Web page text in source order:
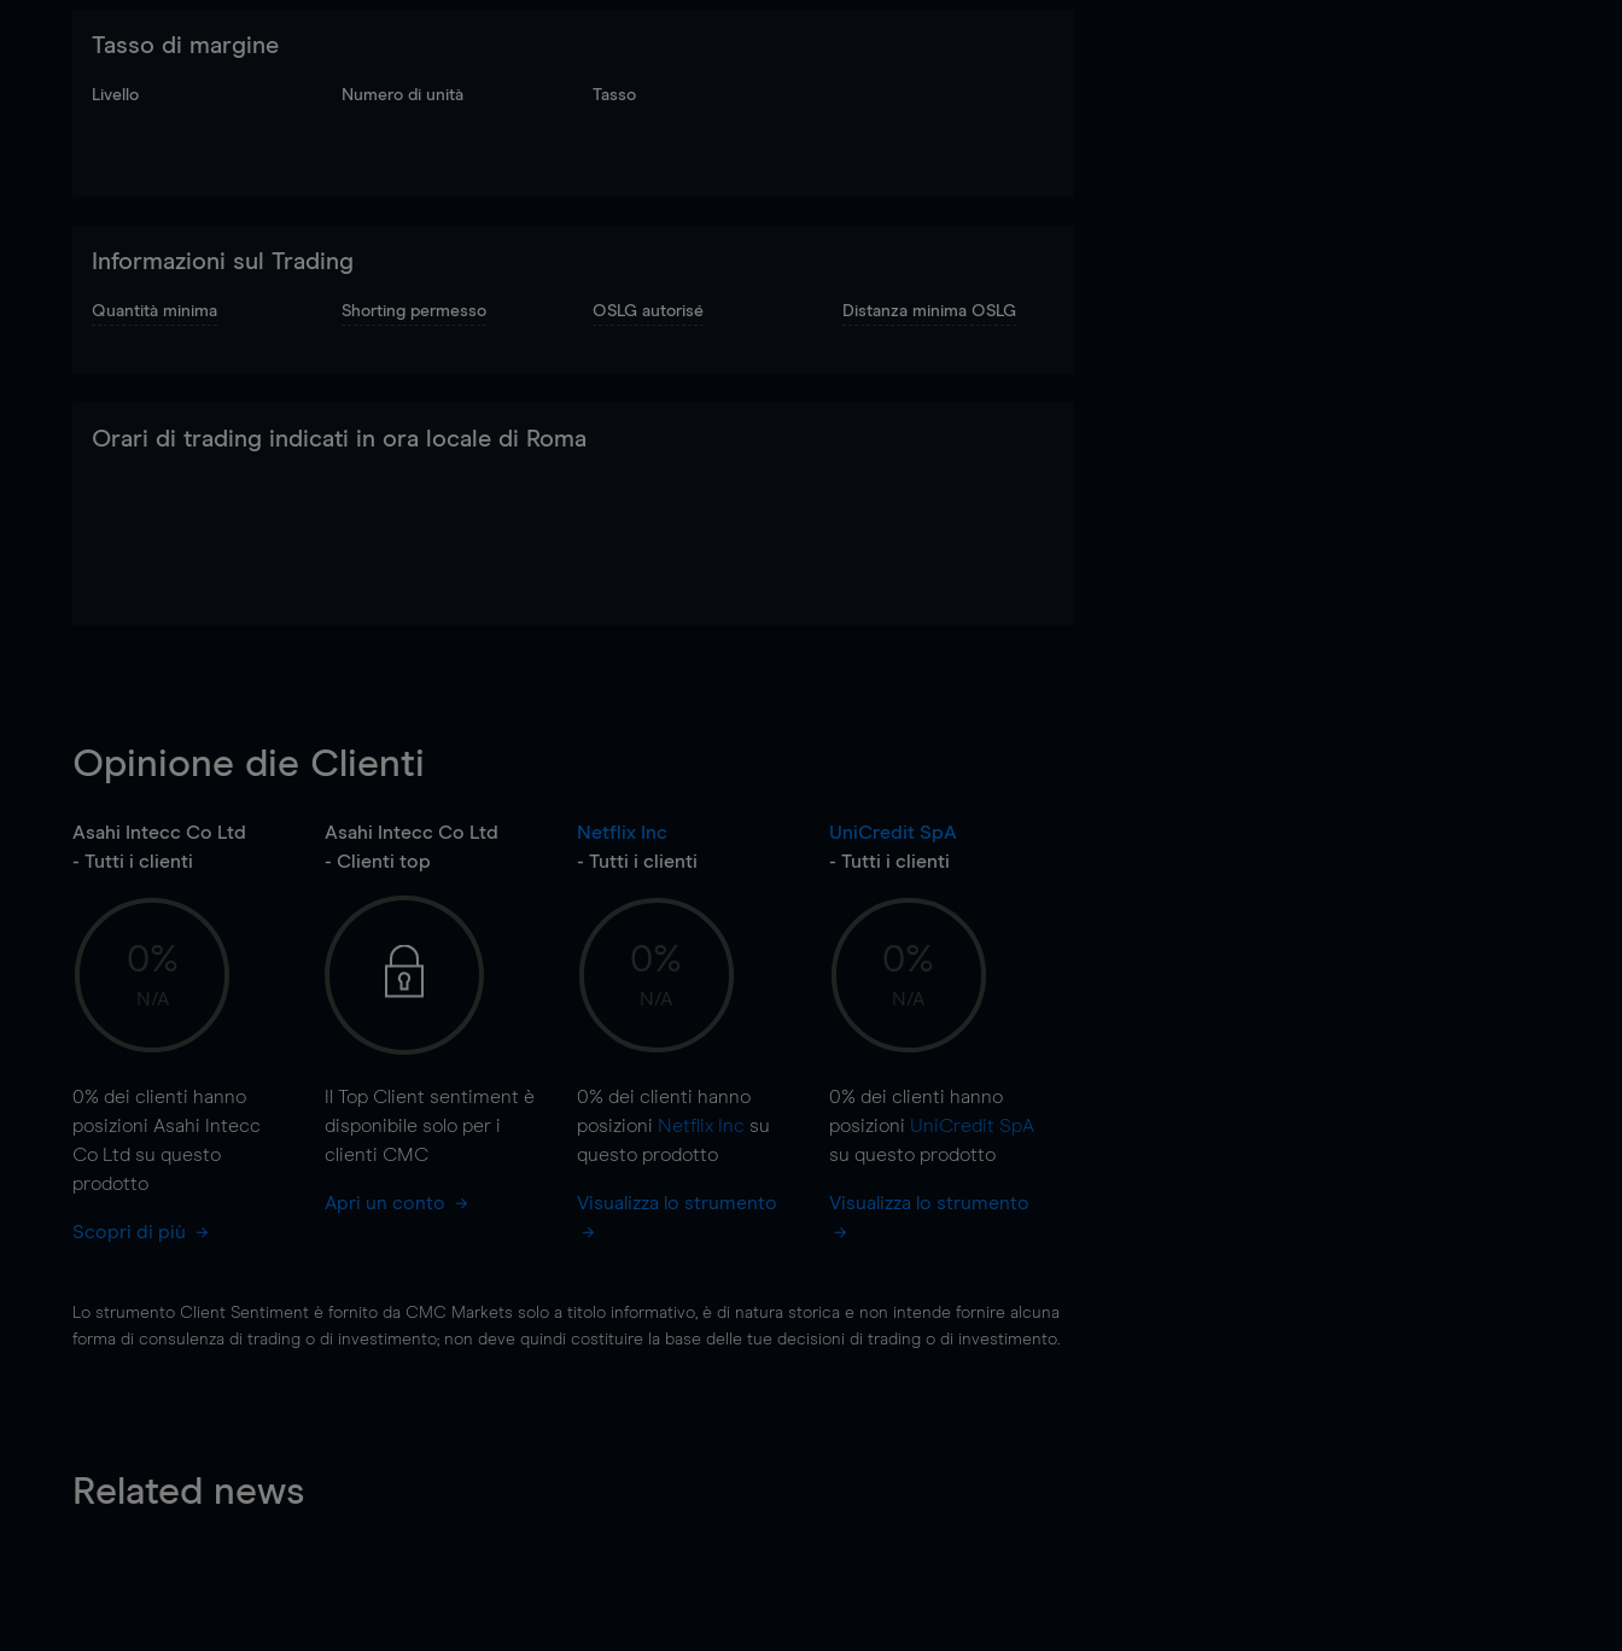
Tasso di margine
Livello Numero di unità Tasso
Informazioni sul Trading
Quantità minima Shorting permesso OSLG autorisé Distanza minima OSLG
Orari di trading indicati in ora locale di Roma
Opinione die Clienti
Asahi Intecc Co Ltd
- Tutti i clienti
0%
N/A
0% dei clienti hanno
posizioni Asahi Intecc
Co Ltd su questo
prodotto
Scopri di più
Asahi Intecc Co Ltd
- Clienti top
Il Top Client sentiment è
disponibile solo per i
clienti CMC
Apri un conto
Netflix Inc
- Tutti i clienti
0%
N/A
0% dei clienti hanno
posizioni Netflix Inc su
questo prodotto
Visualizza lo strumento
UniCredit SpA
- Tutti i clienti
0%
N/A
0% dei clienti hanno
posizioni UniCredit SpA
su questo prodotto
Visualizza lo strumento
Lo strumento Client Sentiment è fornito da CMC Markets solo a titolo informativo, è di natura storica e non intende fornire alcuna
forma di consulenza di trading o di investimento; non deve quindi costituire la base delle tue decisioni di trading o di investimento.
Related news